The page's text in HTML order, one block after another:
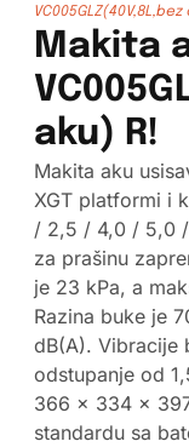
VC005GLZ(40V,8L,bez
Makita
aku) R!
Makita aku
XGT platformi i
/ 2,5 / 4,0 / 5,0 /
za prašinu
je 23 kPa, a
Razina buke je
dB(A). Vibracije
odstupanje od
366 x 334 x
standardu sa